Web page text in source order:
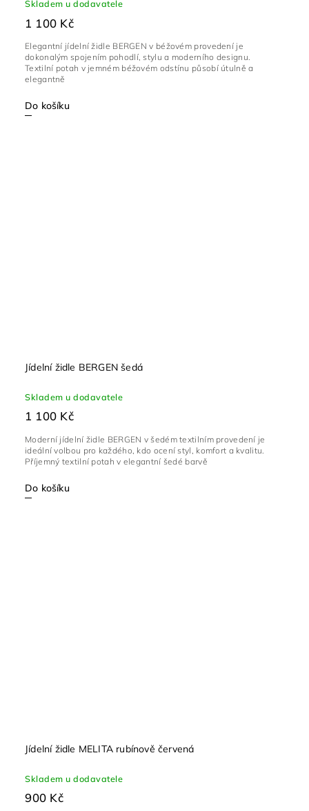
Skladem u dodavatele
1 100 Kč
Do košíku
Elegantní jídelní židle BERGEN v béžovém provedení je
dokonalým spojením pohodlí, stylu a moderního designu.
Textilní potah v jemném béžovém odstínu působí útulně a
elegantně
Jídelní židle BERGEN šedá
Skladem u dodavatele
1 100 Kč
Do košíku
Moderní jídelní židle BERGEN v šedém textilním provedení je
ideální volbou pro každého, kdo ocení styl, komfort a kvalitu.
Příjemný textilní potah v elegantní šedé barvě
Jídelní židle MELITA rubínově červená
Skladem u dodavatele
900 Kč